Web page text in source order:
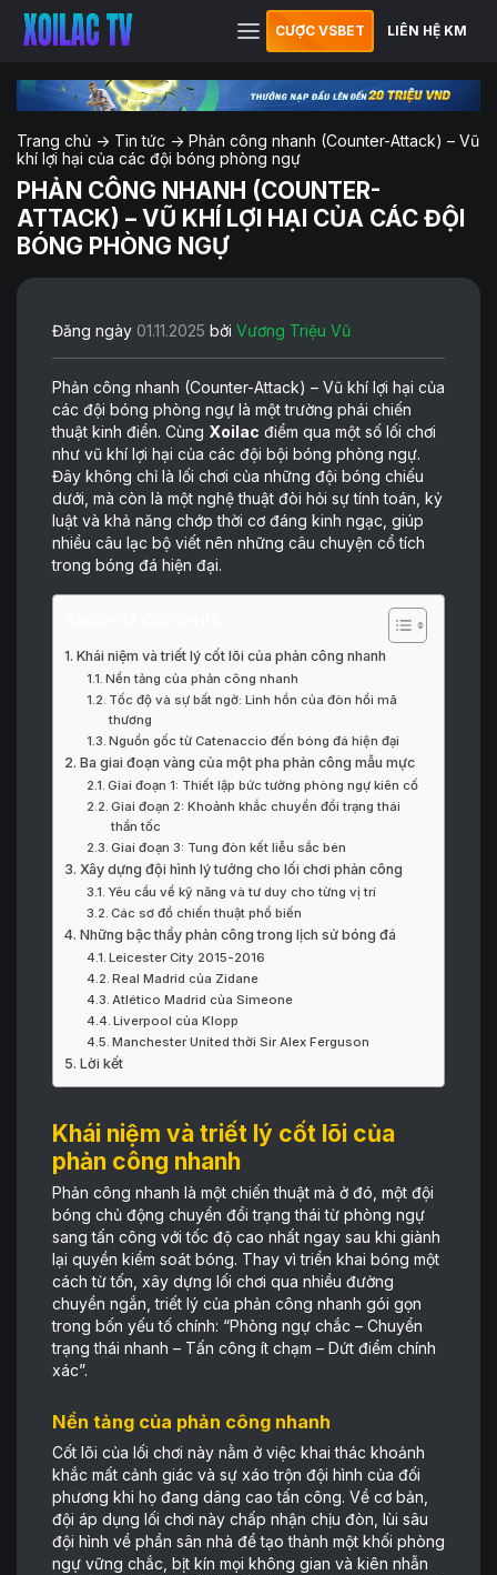
CƯỢC VSBET LIÊN HỆ KM
Trang chủ -> Tin tức -> Phản công nhanh (Counter-Attack) – Vũ
khí lợi hại của các đội bóng phòng ngự
PHẢN CÔNG NHANH (COUNTER-
ATTACK) – VŨ KHÍ LỢI HẠI CỦA CÁC ĐỘI
BÓNG PHÒNG NGỰ
Đăng ngày 01.11.2025 bởi Vương Triệu Vũ
Phản công nhanh (Counter-Attack) – Vũ khí lợi hại của
các đội bóng phòng ngự là một trường phái chiến
thuật kinh điển. Cùng Xoilac điểm qua một số lối chơi
như vũ khí lợi hại của các đội bội bóng phòng ngự.
Đây không chỉ là lối chơi của những đội bóng chiếu
dưới, mà còn là một nghệ thuật đòi hỏi sự tính toán, kỷ
luật và khả năng chớp thời cơ đáng kinh ngạc, giúp
nhiều câu lạc bộ viết nên những câu chuyện cổ tích
trong bóng đá hiện đại.
Khái niệm và triết lý cốt lõi của phản công nhanh
Nền tảng của phản công nhanh
Tốc độ và sự bất ngờ: Linh hồn của đòn hồi mã
thương
Nguồn gốc từ Catenaccio đến bóng đá hiện đại
Ba giai đoạn vàng của một pha phản công mẫu mực
Giai đoạn 1: Thiết lập bức tường phòng ngự kiên cố
Giai đoạn 2: Khoảnh khắc chuyển đổi trạng thái
thần tốc
Giai đoạn 3: Tung đòn kết liễu sắc bén
Xây dựng đội hình lý tưởng cho lối chơi phản công
Yêu cầu về kỹ năng và tư duy cho từng vị trí
Các sơ đồ chiến thuật phổ biến
Những bậc thầy phản công trong lịch sử bóng đá
Leicester City 2015-2016
Real Madrid của Zidane
Atlético Madrid của Simeone
Liverpool của Klopp
Manchester United thời Sir Alex Ferguson
Lời kết
Khái niệm và triết lý cốt lõi của
phản công nhanh
Phản công nhanh là một chiến thuật mà ở đó, một đội
bóng chủ động chuyển đổi trạng thái từ phòng ngự
sang tấn công với tốc độ cao nhất ngay sau khi giành
lại quyền kiểm soát bóng. Thay vì triển khai bóng một
cách từ tốn, xây dựng lối chơi qua nhiều đường
chuyền ngắn, triết lý của phản công nhanh gói gọn
trong bốn yếu tố chính: “Phòng ngự chắc – Chuyển
trạng thái nhanh – Tấn công ít chạm – Dứt điểm chính
xác”.
Nền tảng của phản công nhanh
Cốt lõi của lối chơi này nằm ở việc khai thác khoảnh
khắc mất cảnh giác và sự xáo trộn đội hình của đối
phương khi họ đang dâng cao tấn công. Về cơ bản,
đội áp dụng lối chơi này chấp nhận chịu đòn, lùi sâu
đội hình về phần sân nhà để tạo thành một khối phòng
ngự vững chắc, bịt kín mọi không gian và kiên nhẫn